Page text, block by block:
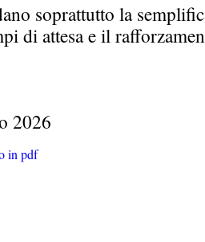
soprattutto la
di attesa e il
2026
in pdf